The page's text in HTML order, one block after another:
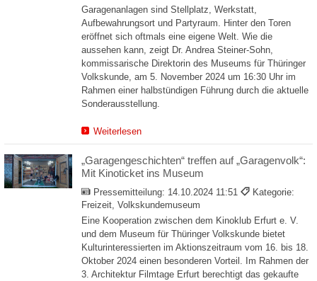
Garagenanlagen sind Stellplatz, Werkstatt,
Aufbewahrungsort und Partyraum. Hinter den Toren
eröffnet sich oftmals eine eigene Welt. Wie die
aussehen kann, zeigt Dr. Andrea Steiner-Sohn,
kommissarische Direktorin des Museums für Thüringer
Volkskunde, am 5. November 2024 um 16:30 Uhr im
Rahmen einer halbstündigen Führung durch die aktuelle
Sonderausstellung.
Weiterlesen
„Garagengeschichten“ treffen auf „Garagenvolk“:
Mit Kinoticket ins Museum
Pressemitteilung: 14.10.2024 11:51
Kategorie:
Freizeit, Volkskundemuseum
Eine Kooperation zwischen dem Kinoklub Erfurt e. V.
und dem Museum für Thüringer Volkskunde bietet
Kulturinteressierten im Aktionszeitraum vom 16. bis 18.
Oktober 2024 einen besonderen Vorteil. Im Rahmen der
3. Architektur Filmtage Erfurt berechtigt das gekaufte